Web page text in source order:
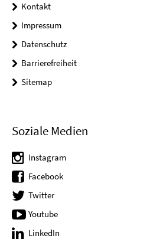
Kontakt
Impressum
Datenschutz
Barrierefreiheit
Sitemap
Soziale Medien
Instagram
Facebook
Twitter
Youtube
LinkedIn